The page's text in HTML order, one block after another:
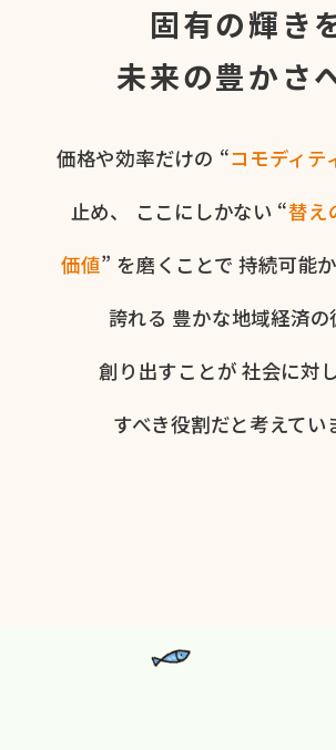
固有の輝き
未来の豊かさ
価格や​効率だけの​ “コモディテ
止め、
ここに​しかない​ “替え
価値” を​磨く​ことで 持続可能
誇れる 豊かな​地域経済の​
創り出すことが 社会に​対
すべき役割だと​考えてい